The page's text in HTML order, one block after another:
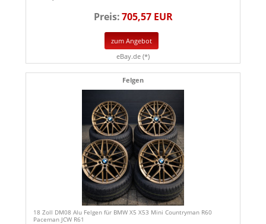
Preis:705,57 EUR
zum Angebot
eBay.de (*)
Felgen
18 Zoll DM08 Alu Felgen für BMW X5 X53 Mini Countryman R60
Paceman JCW R61